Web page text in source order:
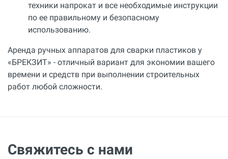
техники напрокат и все необходимые инструкции
по ее правильному и безопасному
использованию.
Аренда ручных аппаратов для сварки пластиков у
«БРЕКЗИТ» - отличный вариант для экономии вашего
времени и средств при выполнении строительных
работ любой сложности.
Свяжитесь с нами